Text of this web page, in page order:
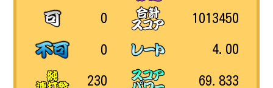
0
0
230
1013450
4.00
69.833